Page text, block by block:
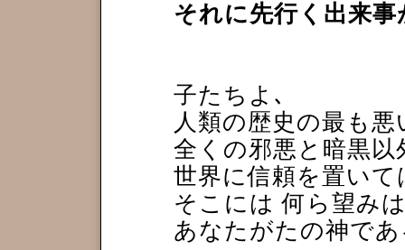
それに先行く出来
子たちよ､
人類の歴史の最も
全くの邪悪と暗黒
世界に信頼を置い
そこには 何ら望み
あなたがたの神で